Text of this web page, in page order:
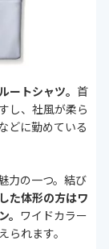
ートシャツ。 首
し、社風が柔ら
どに勤めている
力の一つ。結び
た体形の方はワ
ワイドカラー
れます。